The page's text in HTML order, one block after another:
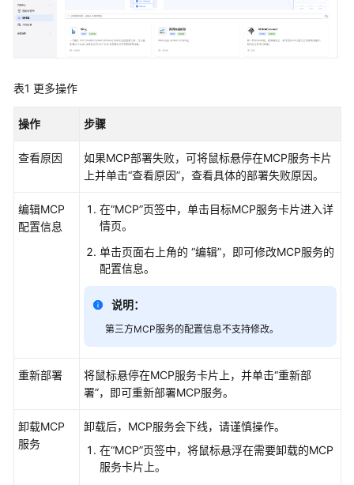
使
用
费
说
明
用
南
AgentArts
用
表1 更多操作
操作 步骤
查看原因
如果MCP部署失败，可将鼠标悬停在MCP服务卡片
上并单击“查看原因”，查看具体的部署失败原因。
编辑MCP
配置信息
在“MCP”页签中，单击目标MCP服务卡片进入详
情页。
单击页面右上角的 “编辑”，即可修改MCP服务的
配置信息。
说明：
第三方MCP服务的配置信息不支持修改。
重新部署 将鼠标悬停在MCP服务卡片上，并单击“重新部
署”，即可重新部署MCP服务。
卸载MCP
服务
卸载后，MCP服务会下线，请谨慎操作。
在“MCP”页签中，将鼠标悬浮在需要卸载的MCP
服务卡片上。